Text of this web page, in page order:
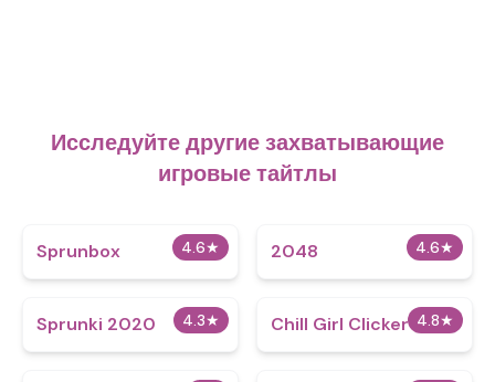
Исследуйте другие захватывающие
игровые тайтлы
4.6★
Sprunbox 4.6★
2048
4.3★
Sprunki 2020 4.8★
Chill Girl Clicker